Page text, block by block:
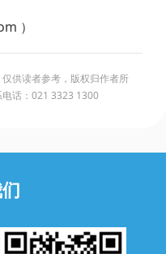
）
供读者参考，版权归作者所
话：021 3323 1300